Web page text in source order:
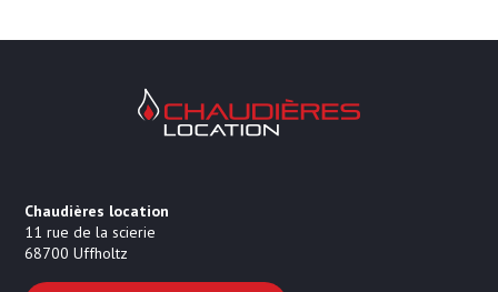
Chaudières Location Location de
Chaudières location
11 rue de la scierie
68700 Uffholtz